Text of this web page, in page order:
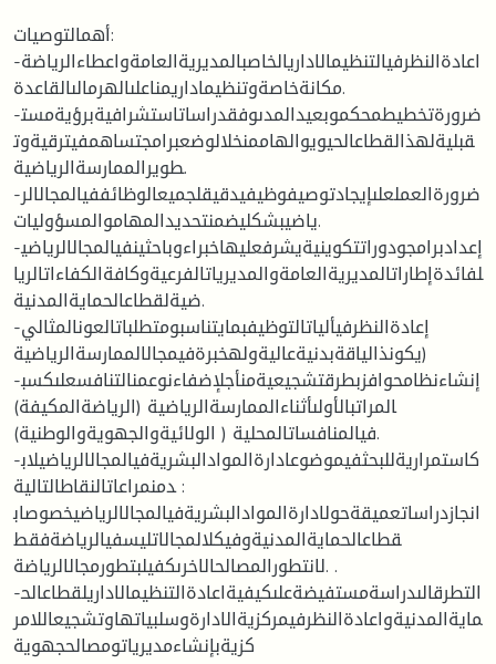
أهمالتوصيات:
-اعادةالنظرفيالتنظيمالاداريالخاصبالمديريةالعامةواعطاءالرياضة
مكانةخاصةوتنظيماداريمناعلىالهرمالىالقاعدة.
-ضرورةتخطيطمحكموبعيدالمدىوفقدراساتاستشرافيةبرؤيةمست
قبليةلهذالقطاعالحيويوالهاممنخلالوضعبرامجتساهمفيترقيةوت
طويرالممارسةالرياضية.
-ضرورةالعملعلىإيجادتوصيفوظيفيدقيقلجميعالوظائففيالمجالالر
ياضيبشكليضمنتحديدالمهاموالمسؤوليات.
-إعدادبرامجودوراتتكوينيةيشرفعليهاخبراءوباحثينفيالمجالالرياضي
لفائدةإطاراتالمديريةالعامةوالمديرياتالفرعيةوكافةالكفاءاتالريا
ضيةلقطاعالحمايةالمدنية.
-إعادةالنظرفيألياتالتوظيفبمايتناسبومتطلباتالعونالمثالي
(يكونذالياقةبدنيةعاليةولهخبرةفيمجالالممارسةالرياضية
-إنشاءنظامحوافزبطرقتشجيعيةمنأجلإضفاءنوعمنالتنافسعلىكسب
المراتبالأولىأثناءالممارسةالرياضية (الرياضةالمكيفة)
فيالمنافساتالمحلية ( الولائيةوالجهويةوالوطنية).
-كاستمراريةللبحثفيموضوعادارةالموادالبشريةفيالمجالالرياضيلاب
دمنمراعاتالنقاطالتالية :
انجازدراساتعميقةحولادارةالموادالبشريةفيالمجالالرياضيخصوصاب
قطاعالحمايةالمدنيةوفيكلالمجالاتليسفيالرياضةفقط
.لانتطورالمصالحالاخرىكفيلبتطورمجالالرياضة .
-التطرقالىدراسةمستفيضةعلىكيفيةاعادةالتنظيمالاداريلقطاعالح
مايةالمدنيةواعادةالنظرفيمركزيةالادارةوسلبياتهاوتشجيعاللامر
كزيةبإنشاءمديرياتومصالحجهوية